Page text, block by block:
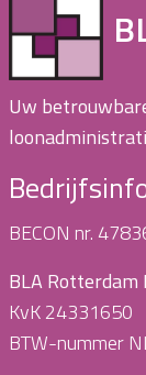
Uw
BECON nr.
BLA Rotterdam
KvK 24331650
BTW-nummer